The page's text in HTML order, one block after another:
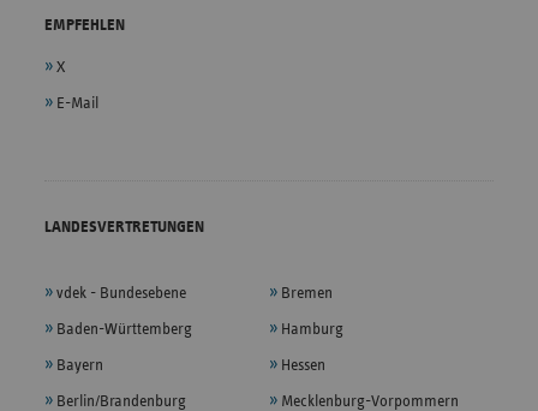
EMPFEHLEN
X
E-Mail
LANDESVERTRETUNGEN
vdek - Bundesebene
Baden-Württemberg
Bayern
Berlin/Brandenburg
Bremen
Hamburg
Hessen
Mecklenburg-Vorpommern